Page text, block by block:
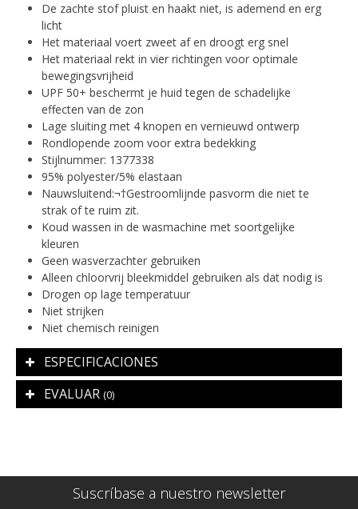
De zachte stof pluist en haakt niet, is ademend en erg
licht
Het materiaal voert zweet af en droogt erg snel
Het materiaal rekt in vier richtingen voor optimale
bewegingsvrijheid
UPF 50+ beschermt je huid tegen de schadelijke
effecten van de zon
Lage sluiting met 4 knopen en vernieuwd ontwerp
Rondlopende zoom voor extra bedekking
Stijlnummer: 1377338
95% polyester/5% elastaan
Nauwsluitend:¬†Gestroomlijnde pasvorm die niet te
strak of te ruim zit.
Koud wassen in de wasmachine met soortgelijke
kleuren
Geen wasverzachter gebruiken
Alleen chloorvrij bleekmiddel gebruiken als dat nodig is
Drogen op lage temperatuur
Niet strijken
Niet chemisch reinigen
ESPECIFICACIONES
EVALUAR (0)
Suscríbase a nuestro newsletter